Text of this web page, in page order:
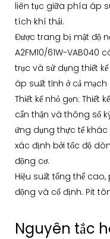
liên tục giữa phía áp
tích khí thải.
Được trang bị mật độ
A2FM10/61W-
trục và sử dụng thiết
áp suất tĩnh ở cả
Thiết kế nhỏ gọn: Thiết
cẩn thận và thông số
ứng dụng thực tế khác
xác định bởi tốc độ
động cơ.
Hiệu suất tổng thể
động và cố định. Pit
Nguyên tắc